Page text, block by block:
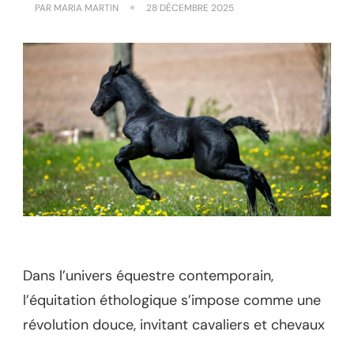
PAR MARIA MARTIN 28 DÉCEMBRE 2025
Dans l’univers équestre contemporain,
l’équitation éthologique s’impose comme une
révolution douce, invitant cavaliers et chevaux